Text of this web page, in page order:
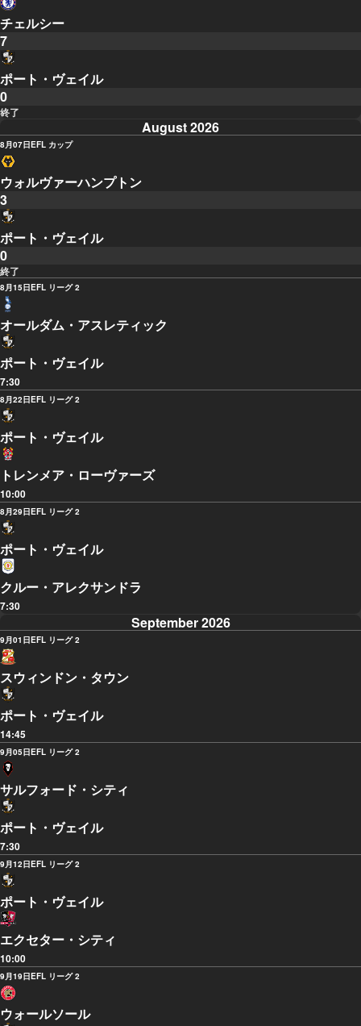
チェルシー
7
ポート・ヴェイル
0
終了
August 2026
8月07日EFL カップ
ウォルヴァーハンプトン
3
ポート・ヴェイル
0
終了
8月15日EFL リーグ 2
オールダム・アスレティック
ポート・ヴェイル
7:30
8月22日EFL リーグ 2
ポート・ヴェイル
トレンメア・ローヴァーズ
10:00
8月29日EFL リーグ 2
ポート・ヴェイル
クルー・アレクサンドラ
7:30
September 2026
9月01日EFL リーグ 2
スウィンドン・タウン
ポート・ヴェイル
14:45
9月05日EFL リーグ 2
サルフォード・シティ
ポート・ヴェイル
7:30
9月12日EFL リーグ 2
ポート・ヴェイル
エクセター・シティ
10:00
9月19日EFL リーグ 2
ウォールソール